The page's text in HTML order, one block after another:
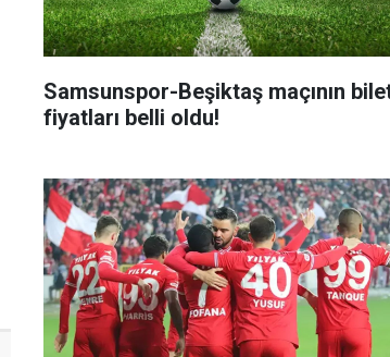
Samsunspor-Beşiktaş maçının
fiyatları belli oldu!